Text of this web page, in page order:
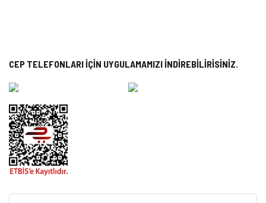
CEP TELEFONLARI İÇİN UYGULAMAMIZI İNDİREBİLİRİSİNİZ.